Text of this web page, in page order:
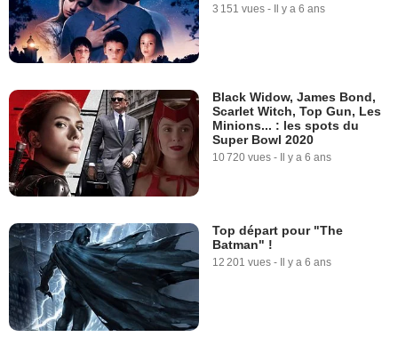
3 151 vues - Il y a 6 ans
Black Widow, James Bond,
Scarlet Witch, Top Gun, Les
Minions... : les spots du
Super Bowl 2020
10 720 vues - Il y a 6 ans
Top départ pour "The
Batman" !
12 201 vues - Il y a 6 ans